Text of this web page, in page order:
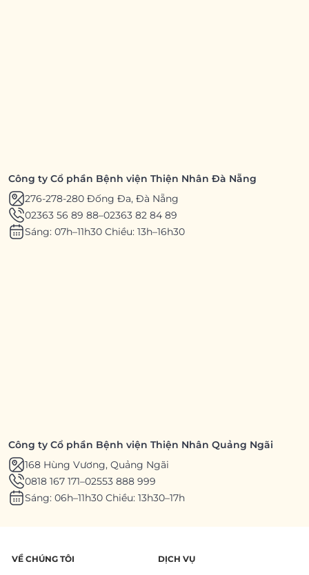
Công ty Cổ phần Bệnh viện Thiện Nhân Đà Nẵng
276-278-280 Đống Đa, Đà Nẵng
02363 56 89 88–02363 82 84 89
Sáng: 07h–11h30 Chiều: 13h–16h30
Công ty Cổ phần Bệnh viện Thiện Nhân Quảng Ngãi
168 Hùng Vương, Quảng Ngãi
0818 167 171–02553 888 999
Sáng: 06h–11h30 Chiều: 13h30–17h
VỀ CHÚNG TÔI DỊCH VỤ